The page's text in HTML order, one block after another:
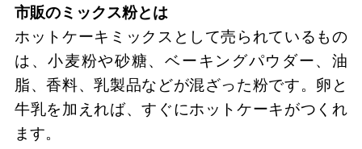
市販のミックス粉とは
ホットケーキミックスとして売られているもの
は、小麦粉や砂糖、ベーキングパウダー、油
脂、香料、乳製品などが混ざった粉です。卵と
牛乳を加えれば、すぐにホットケーキがつくれ
ます。